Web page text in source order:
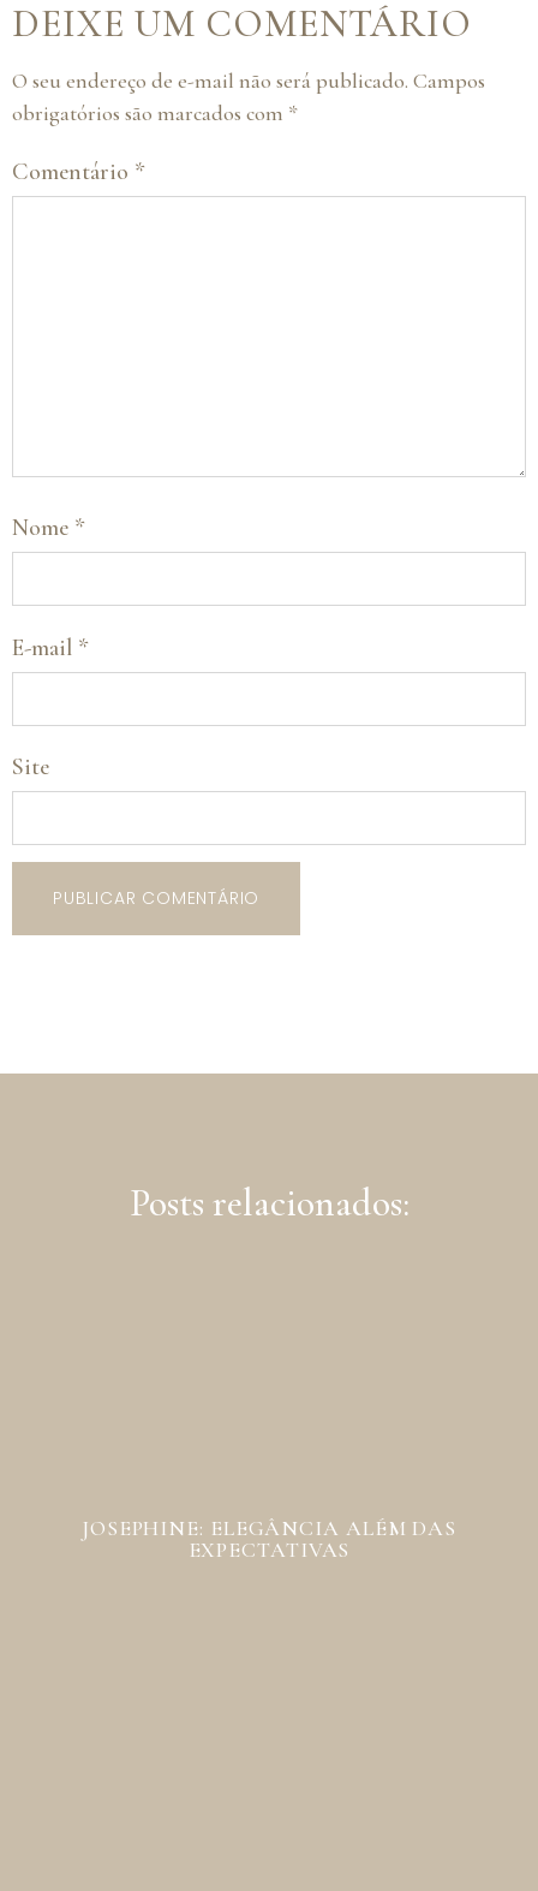
DEIXE UM COMENTÁRIO
O seu endereço de e-mail não será publicado. Campos
obrigatórios são marcados com *
Comentário *
Nome *
E-mail *
Site
Posts relacionados:
JOSEPHINE: ELEGÂNCIA ALÉM DAS
EXPECTATIVAS